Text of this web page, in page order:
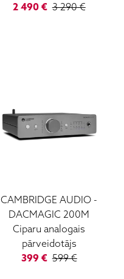
2 490€ 3 290€
CAMBRIDGE AUDIO -
DACMAGIC 200M
Ciparu analogais
pārveidotājs
399€ 599€